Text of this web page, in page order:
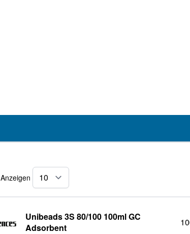
Anzeigen
pro Seite
Unibeads 3S 80/100 100ml GC
Adsorbent